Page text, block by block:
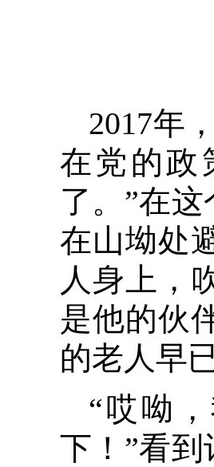
2017年
在党的政
了。”在
在山坳处
人身上，
是他的伙
的老人早
“哎呦
下！”看